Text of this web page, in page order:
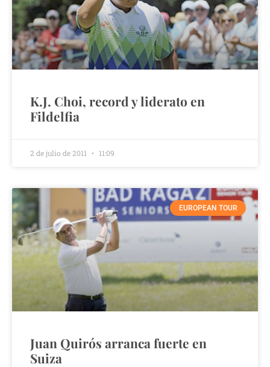
K.J. Choi, record y liderato en
Fildelfia
2 de julio de 2011 11:09
EUROPEAN TOUR
Juan Quirós arranca fuerte en
Suiza